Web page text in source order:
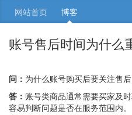
网站首页 博客
账号售后时间为什么
问： 为什么账号购买后要关注售
答： 账号类商品通常需要买家及
容易判断问题是否在服务范围内。